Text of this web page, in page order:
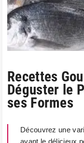
Recettes
Déguster le
ses Formes
Découvrez une
avant le délicieux